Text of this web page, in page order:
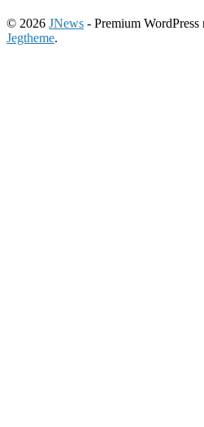
© 2026 JNews - Premium
Jegtheme.